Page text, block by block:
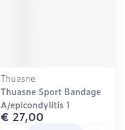
Thuasne
Thuasne Sport Bandage
A/epicondylitis 1
€ 27,00